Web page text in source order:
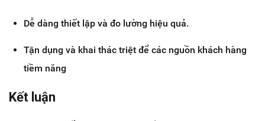
Dễ dàng thiết lập và đo lường hiệu quả.
Tận dụng và khai thác triệt để các nguồn khách hàng
tiềm năng
Kết luận